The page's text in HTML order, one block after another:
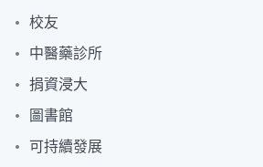
校友
中醫藥診所
捐資浸大
圖書館
可持續發展